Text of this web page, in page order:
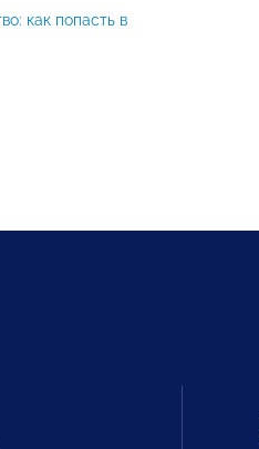
как попасть в